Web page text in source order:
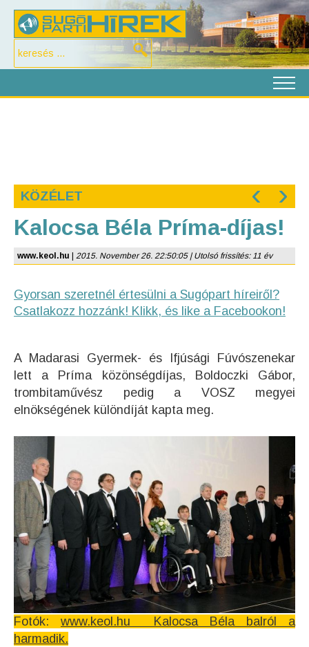
KÖZÉLET ‹ ›
Kalocsa Béla Príma-díjas!
www.keol.hu 2015. November 26. 22:50:05 | Utolsó frissítés: 11 év
Gyorsan szeretnél értesülni a Sugópart híreiről?
Csatlakozz hozzánk! Klikk, és like a Facebookon!
A Madarasi Gyermek- és Ifjúsági Fúvószenekar
lett a Príma közönségdíjas, Boldoczki Gábor,
trombitaművész pedig a VOSZ megyei
elnökségének különdíját kapta meg.
Fotók: www.keol.hu Kalocsa Béla balról a
harmadik.